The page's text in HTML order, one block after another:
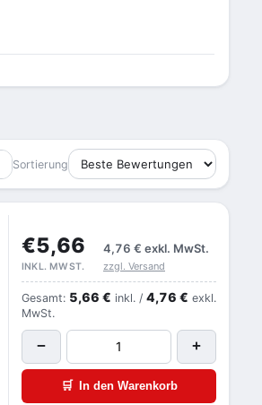
Sortierung
€5,66 4,76 € exkl. MwSt.
INKL. MWST. zzgl. Versand
Gesamt: 5,66 € inkl. / 4,76 € exkl.
MwSt.
− +
🛒 In den Warenkorb